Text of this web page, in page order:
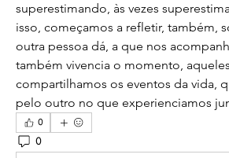
superestimando, às vezes
isso, começamos a refletir, também,
outra pessoa dá, a que nos
também vivencia o momento,
compartilhamos os eventos da vida,
pelo outro no que experienciamos
0
0